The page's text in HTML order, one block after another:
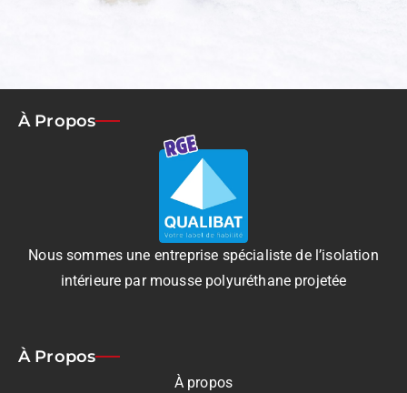
À Propos
Nous sommes une entreprise spécialiste de l’isolation
intérieure par mousse polyuréthane projetée
À Propos
À propos